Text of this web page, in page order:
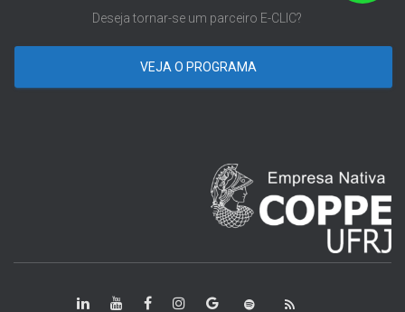
Deseja tornar-se um parceiro E-CLIC?
VEJA O PROGRAMA